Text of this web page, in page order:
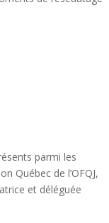
parmi les
Québec de l’OFQJ,
et déléguée